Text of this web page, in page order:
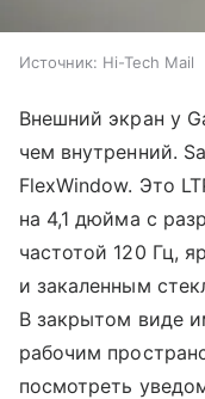
Источник: Hi-Tech Mail
Внешний экран у
чем внутренний.
FlexWindow. Это
на 4,1 дюйма с
частотой 120 Гц,
и закаленным
В закрытом виде
рабочим
посмотреть